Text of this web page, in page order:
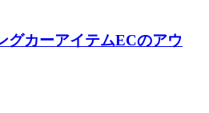
グカーアイテムECのアウ